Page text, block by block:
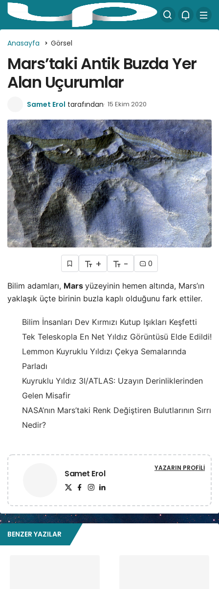
Anasayfa Görsel
Mars’taki Antik Buzda Yer
Alan Uçurumlar
Samet Erol tarafından 15 Ekim 2020
+ - 0
Bilim adamları, Mars yüzeyinin hemen altında, Mars’ın
yaklaşık üçte birinin buzla kaplı olduğunu fark ettiler.
Bilim İnsanları Dev Kırmızı Kutup Işıkları Keşfetti
Tek Teleskopla En Net Yıldız Görüntüsü Elde Edildi!
Lemmon Kuyruklu Yıldızı Çekya Semalarında
Parladı
Kuyruklu Yıldız 3I/ATLAS: Uzayın Derinliklerinden
Gelen Misafir
NASA’nın Mars’taki Renk Değiştiren Bulutlarının Sırrı
Nedir?
Samet Erol YAZARIN PROFILI
BENZER YAZILAR